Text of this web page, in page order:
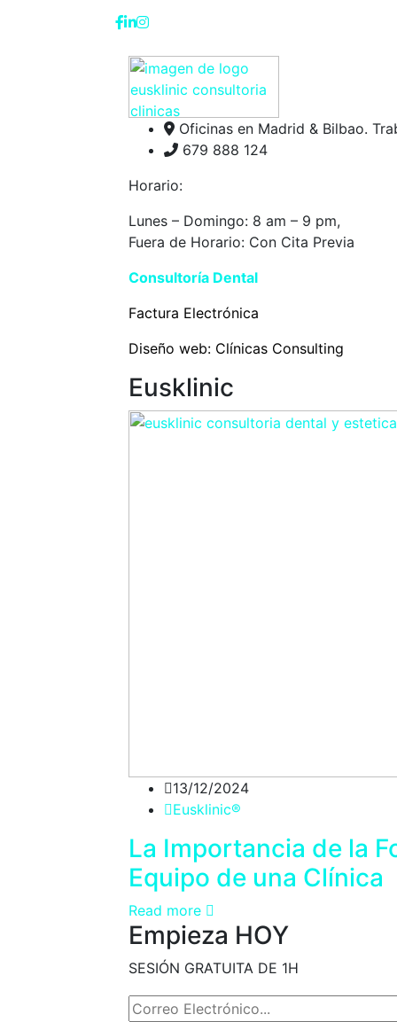
Oficinas en Madrid & Bilbao.
679 888 124
Horario:
Lunes – Domingo: 8 am – 9 pm,
Fuera de Horario: Con Cita Previa
Consultoría Dental
Factura Electrónica
Diseño web: Clínicas Consulting
Eusklinic
13/12/2024
Eusklinic®
La Importancia de la
Equipo de una Clínica
Read more
Empieza HOY
SESIÓN GRATUITA DE 1H